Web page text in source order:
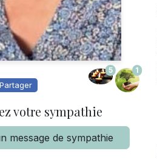
Partager
5 1
votre sympathie
message de sympathie